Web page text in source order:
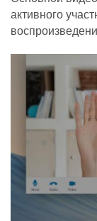
активного